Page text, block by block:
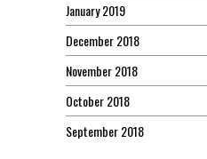
January 2019
December 2018
November 2018
October 2018
September 2018